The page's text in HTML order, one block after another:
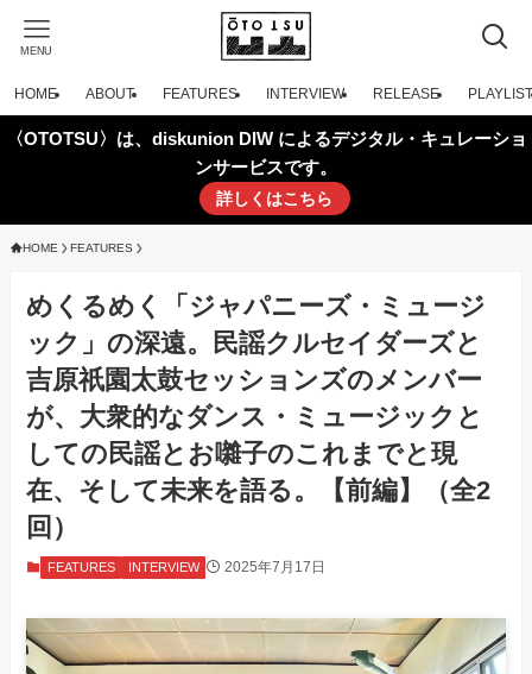
MENU
HOME ABOUT FEATURES INTERVIEW RELEASE PLAYLIST
〈OTOTSU〉は、diskunion DIW によるデジタル・キュレーショ
ンサービスです。
詳しくはこちら
HOME FEATURES
めくるめく「ジャパニーズ・ミュージ
ック」の深遠。民謡クルセイダーズと
吉原祇園太鼓セッションズのメンバー
が、大衆的なダンス・ミュージックと
しての民謡とお囃子のこれまでと現
在、そして未来を語る。【前編】（全2
回）
FEATURES INTERVIEW 2025年7月17日